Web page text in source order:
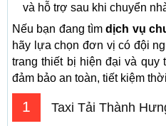
và hỗ trợ sau khi chuyển
Nếu bạn đang tìmdịch vụ
hãy lựa chọn đơn vị có đội
trang thiết bị hiện đại và quy
đảm bảo an toàn, tiết kiệm
1 Taxi Tải Thành